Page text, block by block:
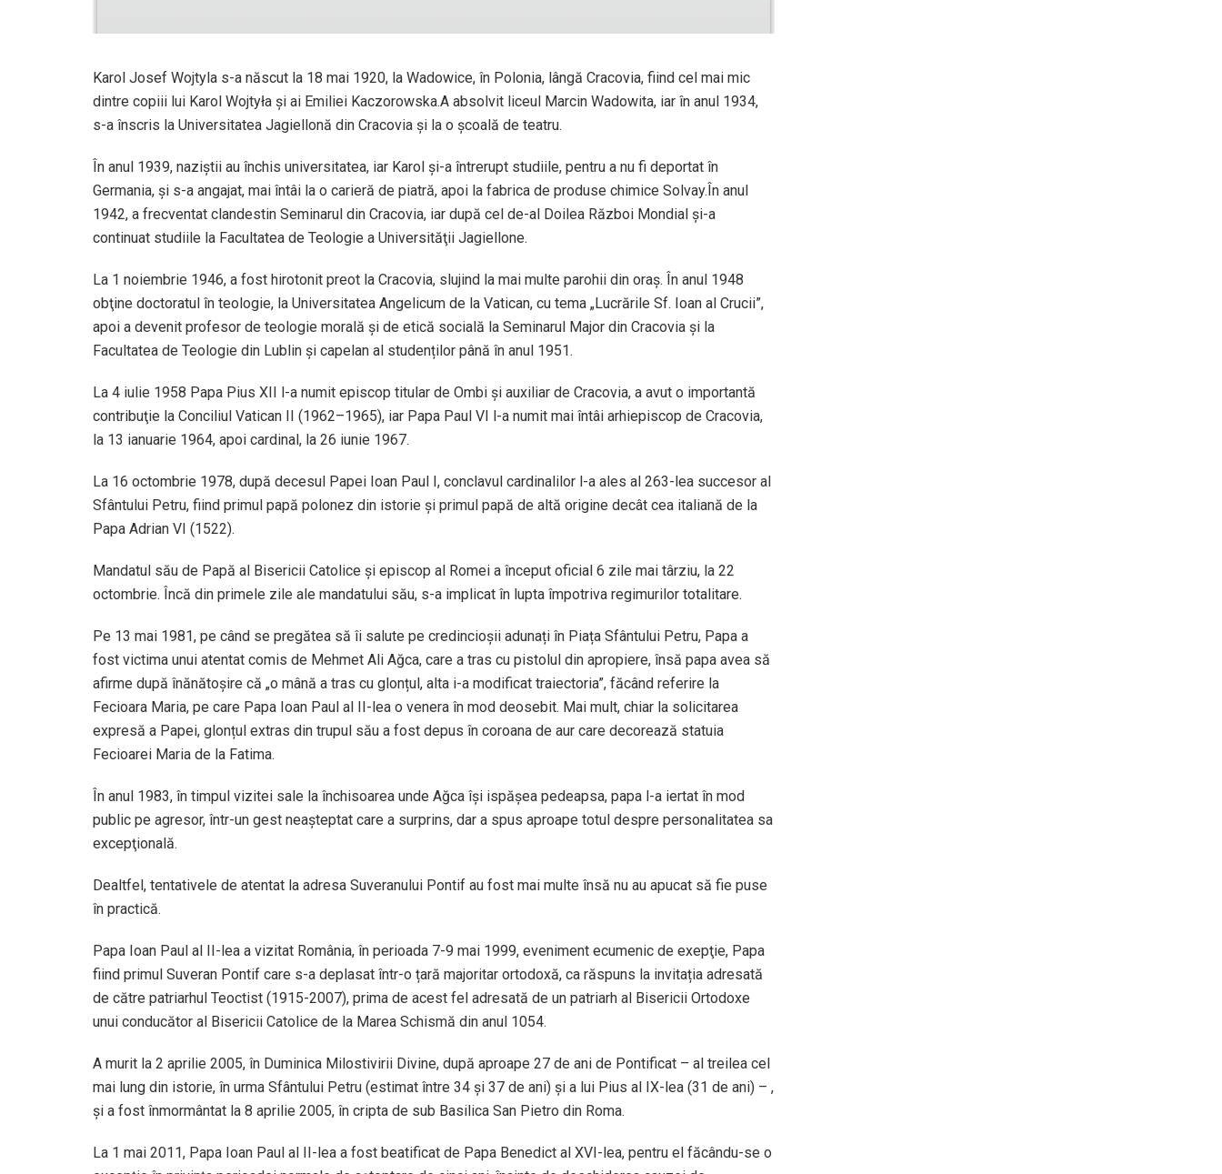
Karol Josef Wojtyla s-a născut la 18 mai 1920, la Wadowice, în Polonia, lângă Cracovia, fiind cel mai mic
dintre copiii lui Karol Wojtyła şi ai Emiliei Kaczorowska.A absolvit liceul Marcin Wadowita, iar în anul 1934,
s-a înscris la Universitatea Jagiellonă din Cracovia şi la o şcoală de teatru.
În anul 1939, naziştii au închis universitatea, iar Karol şi-a întrerupt studiile, pentru a nu fi deportat în
Germania, şi s-a angajat, mai întâi la o carieră de piatră, apoi la fabrica de produse chimice Solvay.În anul
1942, a frecventat clandestin Seminarul din Cracovia, iar după cel de-al Doilea Război Mondial şi-a
continuat studiile la Facultatea de Teologie a Universităţii Jagiellone.
La 1 noiembrie 1946, a fost hirotonit preot la Cracovia, slujind la mai multe parohii din oraş. În anul 1948
obţine doctoratul în teologie, la Universitatea Angelicum de la Vatican, cu tema „Lucrările Sf. Ioan al Crucii”,
apoi a devenit profesor de teologie morală şi de etică socială la Seminarul Major din Cracovia şi la
Facultatea de Teologie din Lublin şi capelan al studenților până în anul 1951.
La 4 iulie 1958 Papa Pius XII l-a numit episcop titular de Ombi şi auxiliar de Cracovia, a avut o importantă
contribuţie la Conciliul Vatican II (1962–1965), iar Papa Paul VI l-a numit mai întâi arhiepiscop de Cracovia,
la 13 ianuarie 1964, apoi cardinal, la 26 iunie 1967.
La 16 octombrie 1978, după decesul Papei Ioan Paul I, conclavul cardinalilor l-a ales al 263-lea succesor al
Sfântului Petru, fiind primul papă polonez din istorie şi primul papă de altă origine decât cea italiană de la
Papa Adrian VI (1522).
Mandatul său de Papă al Bisericii Catolice și episcop al Romei a început oficial 6 zile mai târziu, la 22
octombrie. Încă din primele zile ale mandatului său, s-a implicat în lupta împotriva regimurilor totalitare.
Pe 13 mai 1981, pe când se pregătea să îi salute pe credincioșii adunați în Piața Sfântului Petru, Papa a
fost victima unui atentat comis de Mehmet Ali Ağca, care a tras cu pistolul din apropiere, însă papa avea să
afirme după înănătoşire că „o mână a tras cu glonțul, alta i-a modificat traiectoria”, făcând referire la
Fecioara Maria, pe care Papa Ioan Paul al II-lea o venera în mod deosebit. Mai mult, chiar la solicitarea
expresă a Papei, glonțul extras din trupul său a fost depus în coroana de aur care decorează statuia
Fecioarei Maria de la Fatima.
În anul 1983, în timpul vizitei sale la închisoarea unde Ağca îşi ispăşea pedeapsa, papa l-a iertat în mod
public pe agresor, într-un gest neaşteptat care a surprins, dar a spus aproape totul despre personalitatea sa
excepţională.
Dealtfel, tentativele de atentat la adresa Suveranului Pontif au fost mai multe însă nu au apucat să fie puse
în practică.
Papa Ioan Paul al II-lea a vizitat România, în perioada 7-9 mai 1999, eveniment ecumenic de exepţie, Papa
fiind primul Suveran Pontif care s-a deplasat într-o țară majoritar ortodoxă, ca răspuns la invitația adresată
de către patriarhul Teoctist (1915-2007), prima de acest fel adresată de un patriarh al Bisericii Ortodoxe
unui conducător al Bisericii Catolice de la Marea Schismă din anul 1054.
A murit la 2 aprilie 2005, în Duminica Milostivirii Divine, după aproape 27 de ani de Pontificat – al treilea cel
mai lung din istorie, în urma Sfântului Petru (estimat între 34 și 37 de ani) și a lui Pius al IX-lea (31 de ani) – ,
şi a fost înmormântat la 8 aprilie 2005, în cripta de sub Basilica San Pietro din Roma.
La 1 mai 2011, Papa Ioan Paul al II-lea a fost beatificat de Papa Benedict al XVI-lea, pentru el făcându-se o